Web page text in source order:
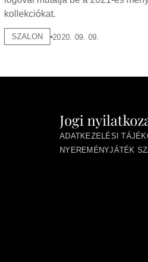
kollekciókat.
SZALON 2020. 09. 09.
Jogi
ADATKEZELÉSI
NYEREMÉNYJÁTÉK